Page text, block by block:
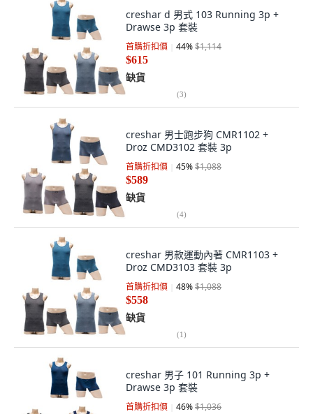
creshar d 男式 103 Running 3p +
Drawse 3p 套裝
首購折扣價 44%$1,114
$615
缺貨
(3)
creshar 男士跑步狗 CMR1102 +
Droz CMD3102 套裝 3p
首購折扣價 45%$1,088
$589
缺貨
(4)
creshar 男款運動內著 CMR1103 +
Droz CMD3103 套裝 3p
首購折扣價 48%$1,088
$558
缺貨
(1)
creshar 男子 101 Running 3p +
Drawse 3p 套裝
首購折扣價 46%$1,036